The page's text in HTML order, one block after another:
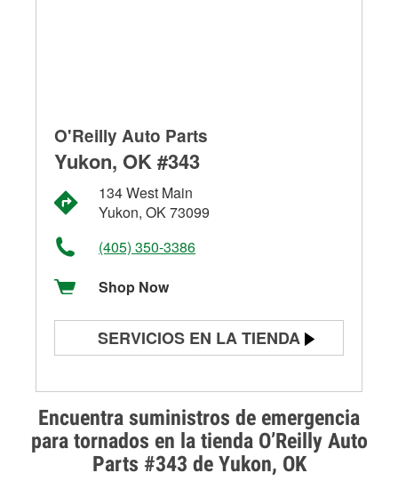
Encuentra suministros de emergencia
para tornados en la tienda O’Reilly Auto
Parts #343 de Yukon, OK
O'Reilly Auto Parts
Yukon, OK #343
134 West Main
Yukon, OK 73099
(405) 350-3386
Shop Now
SERVICIOS EN LA TIENDA
Prueba de alternadores y
arrancadores
Revisión de la luz "Check Engine"